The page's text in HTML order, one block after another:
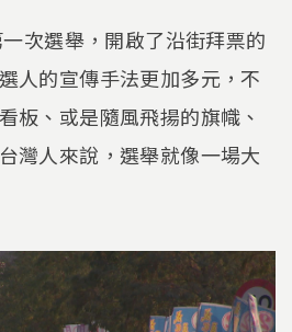
次選舉，開啟了沿街拜票的
人的宣傳手法更加多元，不
板、或是隨風飛揚的旗幟、
灣人來說，選舉就像一場大